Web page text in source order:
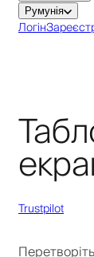
Румунія
Логін
Trustpilot